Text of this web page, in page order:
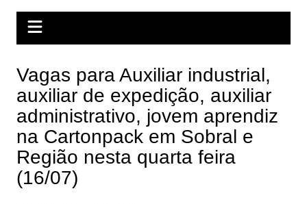
Vagas para Auxiliar industrial,
auxiliar de expedição, auxiliar
administrativo, jovem aprendiz
na Cartonpack em Sobral e
Região nesta quarta feira
(16/07)